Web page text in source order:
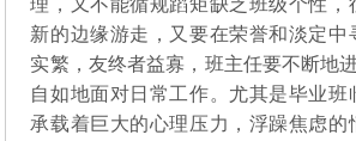
理，又不能循规蹈矩缺乏班级个性，
新的边缘游走，又要在荣誉和淡定中
实繁，友终者益寡，班主任要不断地
自如地面对日常工作。尤其是毕业班
承载着巨大的心理压力，浮躁焦虑的